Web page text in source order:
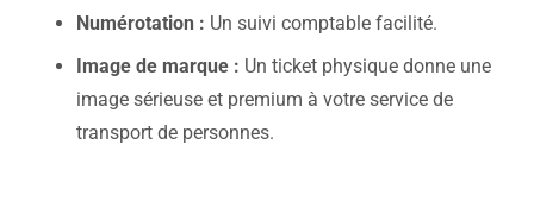
Numérotation : Un suivi comptable facilité.
Image de marque : Un ticket physique donne une
image sérieuse et premium à votre service de
transport de personnes.